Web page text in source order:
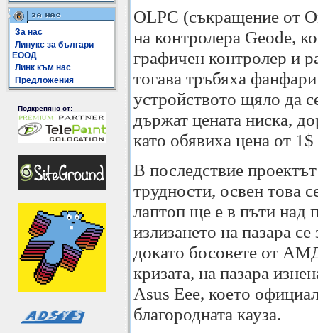
За нас
Линукс за българи
ЕООД
Линк към нас
Предложения
Подкрепяно от:
OLPC (съкращение от
на контролера Geode,
графичен контролер и
тогава тръбяха
устройството щяло да
държат цената ниска,
като обявиха цена от
В последствие
трудности, освен това
лаптоп ще е в пъти над
излизането на пазара
докато босовете от
кризата, на пазара
Asus Eee, което
благородната кауза.